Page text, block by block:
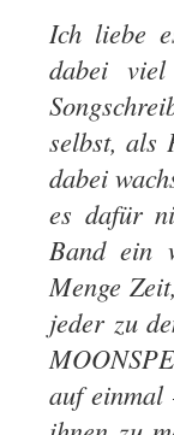
Ich liebe
dabei viel
selbst, als
dabei
es dafür
Band ein
Menge
jeder zu
auf einmal